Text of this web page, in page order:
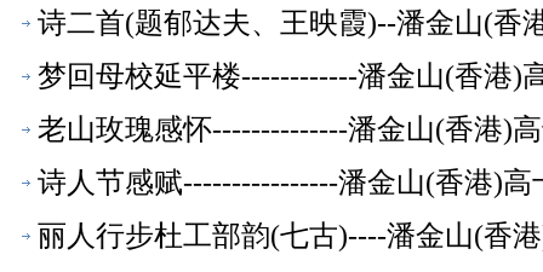
诗二首(题郁达夫、王映霞)--潘金山(香
梦回母校延平楼------------潘金山(香港)
老山玫瑰感怀--------------潘金山(香港)
诗人节感赋----------------潘金山(香港)
丽人行步杜工部韵(七古)----潘金山(香